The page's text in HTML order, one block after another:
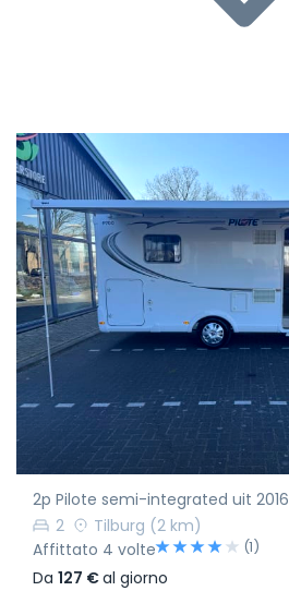
2p Pilote semi-integrated uit 2016
2
Tilburg (2 km)
Affittato 4 volte
(1)
Da 127 €al giorno